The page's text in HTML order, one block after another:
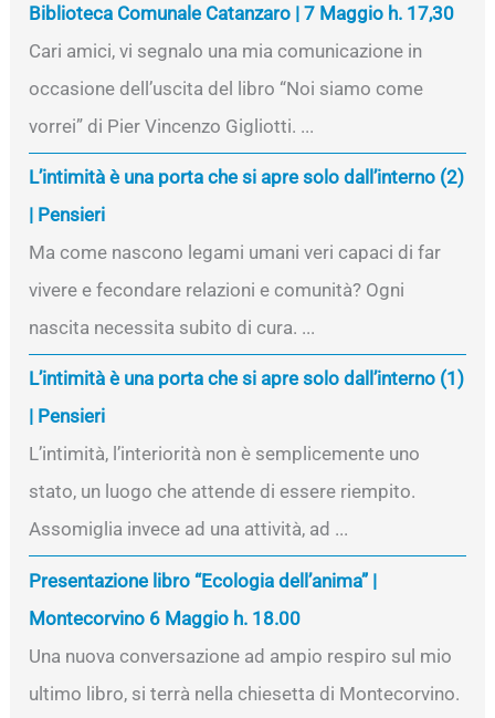
Biblioteca Comunale Catanzaro | 7 Maggio h. 17,30
Cari amici, vi segnalo una mia comunicazione in
occasione dell’uscita del libro “Noi siamo come
vorrei” di Pier Vincenzo Gigliotti. ...
L’intimità è una porta che si apre solo dall’interno (2)
| Pensieri
Ma come nascono legami umani veri capaci di far
vivere e fecondare relazioni e comunità? Ogni
nascita necessita subito di cura. ...
L’intimità è una porta che si apre solo dall’interno (1)
| Pensieri
L’intimità, l’interiorità non è semplicemente uno
stato, un luogo che attende di essere riempito.
Assomiglia invece ad una attività, ad ...
Presentazione libro “Ecologia dell’anima” |
Montecorvino 6 Maggio h. 18.00
Una nuova conversazione ad ampio respiro sul mio
ultimo libro, si terrà nella chiesetta di Montecorvino.